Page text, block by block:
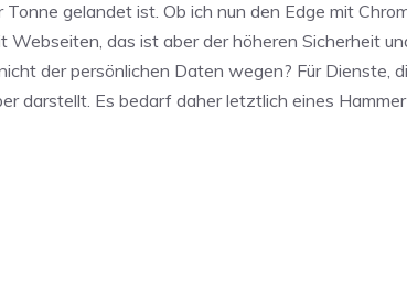
gelandet ist. Ob ich nun den Edge mit
das ist aber der höheren Sicherheit
der persönlichen Daten wegen? Für Dienste,
darstellt. Es bedarf daher letztlich eines